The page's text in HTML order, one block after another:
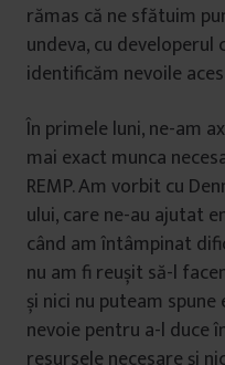
rămas că ne sfătuim
undeva, cu
identificăm nevoile
În primele luni, ne-am
mai exact munca
REMP. Am vorbit cu
ului, care ne-au ajutat
când am întâmpinat
nu am fi reușit să-l
și nici nu puteam
nevoie pentru a-l duce